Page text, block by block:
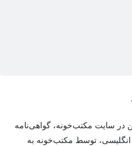
در سایت مکتب‌خونه، گواهی‌نامه
توسط مکتب‌خونه به